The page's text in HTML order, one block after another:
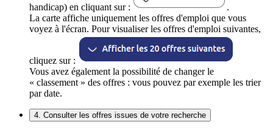
handicap) en cliquant sur :
.
La carte affiche uniquement les offres d'emploi que vous
voyez à l'écran. Pour visualiser les offres d'emploi suivantes,
cliquez sur :
Vous avez également la possibilité de changer le
« classement » des offres : vous pouvez par exemple les trier
par date.
4. Consulter les offres issues de votre recherche